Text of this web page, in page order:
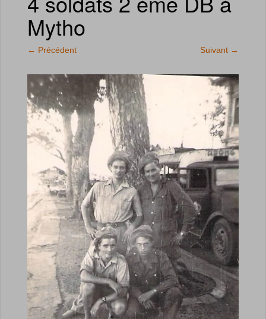
Mytho
← Précédent Suivant →